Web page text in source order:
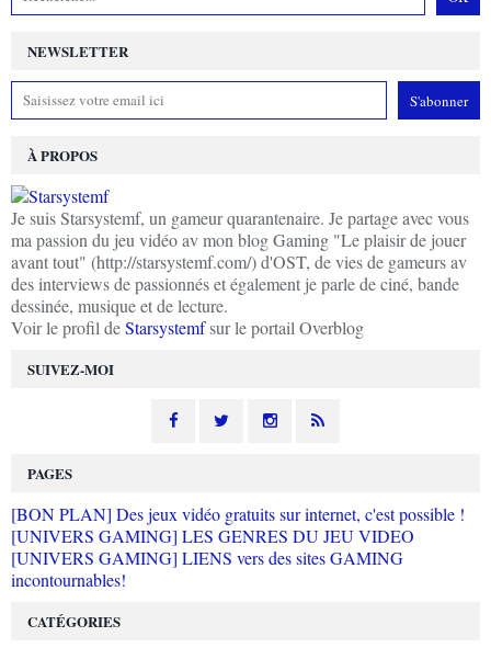
NEWSLETTER
SUIVEZ-MOI
À PROPOS
Je suis Starsystemf, un gameur quarantenaire. Je partage avec vous
ma passion du jeu vidéo av mon blog Gaming "Le plaisir de jouer
avant tout" (http://starsystemf.com/) d'OST, de vies de gameurs av
des interviews de passionnés et également je parle de ciné, bande
dessinée, musique et de lecture.
Voir le profil deStarsystemfsur le portail Overblog
PAGES
[BON PLAN] Des jeux vidéo gratuits sur internet, c'est possible !
[UNIVERS GAMING] LES GENRES DU JEU VIDEO
[UNIVERS GAMING] LIENS vers des sites GAMING
incontournables!
CATÉGORIES